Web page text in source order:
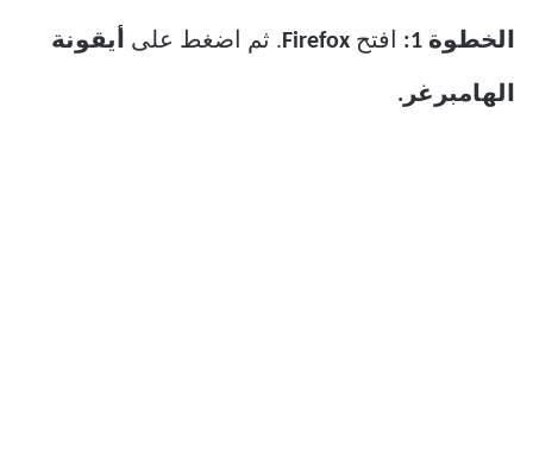
الخطوة 1: افتح Firefox. ثم اضغط على أيقونة
الهامبرغر.